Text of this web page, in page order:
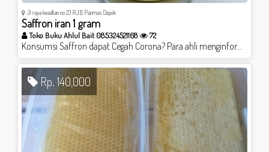
Jl raya keadilan no 23 RJB Panmas Depok
Saffron iran 1 gram
Toko Buku Ahlul Bait 085324521168 72
Konsumsi Saffron dapat Cegah Corona? Para ahli menginformasikan, COVID-19 (selanjutna ditulis Corona) terhitung virus yang tidak berbahaya dibanding virus sejenis seperti SARS. Tingkat kematian yang disebabkan oleh Corona juga jauh lebih rendah. Yang berbahaya adalah tingkat penyebarannya yang sedemikian cepat. Butuh delapan bulan bagi SARS untuk menginfeksi lebih dari 8.000 orang. Sedangkan Corona telah menginfeksi lebih dari 75.000 orang hanya dalam waktu sekitar delapan minggu. Meski tingkat kematian yang disebabkan oleh Corona hanya 2%, namun Corona bisa menyebabkan efek parah bahkan berujung pada kematian bagi mereka yang memiliki sistem kekebalan lemah seperti orang lanjut usia atau mereka yang memiliki riwayat kesehatan yang buruk. Disebutkan Corona dapat menyebabkan penyakit saluran pernapasan yang lebih rendah dan lebih serius, seperti pneumonia atau bronkitis. Nah dari sini, sebenarnya pencegahan untuk tidak terinfeksi Corona jadi terbuka lebar. Selain menjaga kebersihan dengan rutin cuci tangan dan menghindari sesering mungkin keluar rumah sebagaimana yang disarankan otoritas kesehatan, langkah pencegahan lainnya adalah memperkuat imun tubuh. Imun tubuh kuat bukan berarti tidak bisa tertular virus, tapi fungsinya adalah untuk menghadapi serangan virus sehingga virus tidak menimbulkan efek berbahaya bagi tubuh. Disebutkan para ahli, bahwa dalam banyak kasus, mereka yang positif terinfeksi Corona Virus tidak menampakkan gejala apapun. Sebutan di dunia medisnya, asimptomatik. Tidak timbulnya gejala, karena imun tubuh yang kuat. Salah satu herbal yang manfaatnya memperkuat imun tubuh dan dianjurkan medis terutama oleh dokter dan ahli di Iran adalah Saffron. Berikut, penjelasan yang saya rangkum dari sejumlah artikel dan berita di situs-situs Iran. Kita akan coba menjawab pertanyaan, apakah mengkonsumsi Saffron efektif untuk mencegah efek mematikan dari Corona dan zat dan kandungan apa saja yang dimiliki Saffron?. Sebagaimana informasi resmi, Corona pertama kali ditemukan di Wuhan China, yang kemudian menyebar dengan sedemikian cepat dan menjangkiti banyak negara termasuk diantaranya Iran. Sejak ditemukan pasien positif terinfeksi Corona pada 18 Februari lalu, sampai hari ini (6 April 2020) disebutkan ada 60.500 kasus Corona di Iran. Meski Corona telah menyebabkan kematian 3.739 orang, namun Iran berhasil memulihkan dari mereka yang terinfeksi sebanyak 24.236 orang. Dari 60 ribu kasus lebih, hanya sekitar 4000 pasien yang butuh penanganan serius. Artinya puluhan ribu dari warga Iran yang terinfeksi Corona tidak menimbulkan gejala atau hanya mengalami gejala ringan. Nah tentu jadi pertanyaan, apa banyaknya kasus asimptomatik (terinfeksi tapi tidak punya gejala) di Iran karena kebiasaan warga Iran mengkonsumsi Saffron secara rutin?. *Kandungan Saffron* Diantara bentuk pencegahan dan penyembuhan dari kasus Corona adalah mengkonsumsi makanan sehat terutama yang mampu memperkuat imun tubuh. Para ahli di Iran diantaranya menganjurkan untuk rutin mengkonsumsi lemon, madu, jahe, jintan hitam, bawang dan saffron. Mengapa saffron turut direkomendasikan untuk rutin dikonsumsi di masa pandemi ini?. Jawabannya diantaranya adalah karena saffron memiliki kandungan anti oksidan yang mampu menjaga kebugaran dan memperkuat sistem imun tubuh (immunomodulasi). Dengan komponen anti oksidan yang terkandung dalam satu helai saffron dapat melindungi sel-sel tubuh dari kerusakan akibat radikal bebas dan juga mampu melakukan neuroproteksi (perlindungan pada saraf). Ketika para ahli menyebut Corona adalah virus yang mampu melakukan mutasi secara cepat, saffron oleh ilmu kedokteran modern disebut sebagai herbal anti mutagenik yaitu dapat mencegah mutasi. Jadi dengan kandungan komponen anti oksidannya, Saffron bisa dikatakan mampu memberi efek secara tidak langsung pada perkembangan Corona dalam tubuh manusia yang terjangkiti. Sejak zaman dulu, Saffron telah dikenal sebagai herbal yang memiliki efek yang baik bagi
Rp. 140,000